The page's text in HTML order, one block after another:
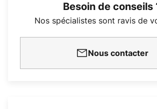
Besoin de conseils
Nos spécialistes sont ravis de
Nous contacter